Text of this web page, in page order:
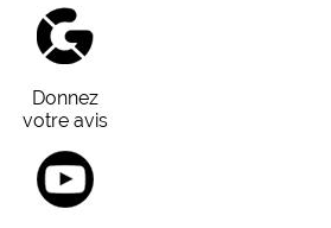
Donnez
votre avis